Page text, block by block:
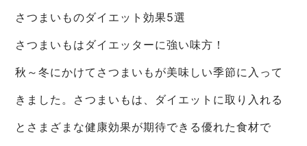
さつまいものダイエット効果5選
さつまいもはダイエッターに強い味方！
秋～冬にかけてさつまいもが美味しい季節に入って
きました。さつまいもは、ダイエットに取り入れる
とさまざまな健康効果が期待できる優れた食材で